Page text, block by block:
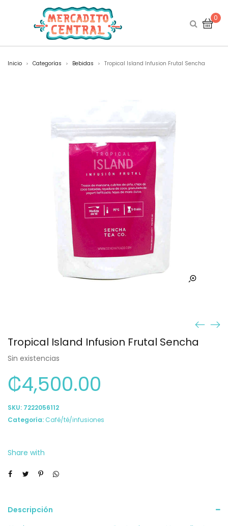
0
Inicio > Categorías > Bebidas > Tropical Island Infusion Frutal Sencha
Tropical Island Infusion Frutal Sencha
Sin existencias
₡4,500.00
SKU: 7222056112
Categoría: Café/té/infusiones
Share with
Descripción